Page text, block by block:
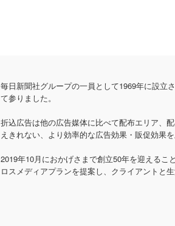
毎日新聞社グループの一員として1969年に設立
て参りました。
折込広告は他の広告媒体に比べて配布エリア、
えきれない、より効率的な広告効果・販促効果
2019年10月におかげさまで創立50年を迎える
ロスメディアプランを提案し、クライアントと